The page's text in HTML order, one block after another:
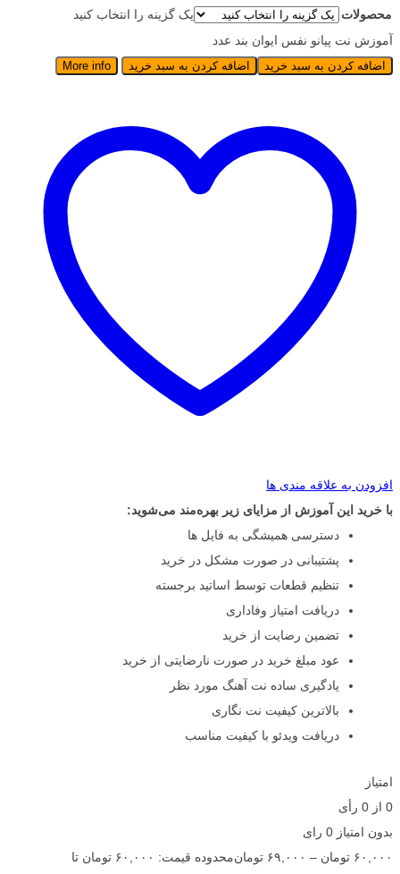
محصولات
یک گزینه را انتخاب کنید
آموزش نت پیانو نفس ایوان بند عدد
اضافه کردن به سبد خرید اضافه کردن به سبد خرید More info
افزودن به علاقه مندی ها
با خرید این آموزش از مزایای زیر بهره‌مند می‌شوید:
دسترسی همیشگی به فایل ها
پشتیبانی در صورت مشکل در خرید
تنظیم قطعات توسط اساتید برجسته
دریافت امتیاز وفاداری
تضمین رضایت از خرید
عود مبلغ خرید در صورت نارضایتی از خرید
یادگیری ساده نت آهنگ مورد نظر
بالاترین کیفیت نت نگاری
دریافت ویدئو با کیفیت مناسب
امتیاز
0 از 0 رأی
بدون امتیاز 0 رای
۶۰,۰۰۰ تومان – ۶۹,۰۰۰ تومان
محدوده قیمت: ۶۰,۰۰۰ تومان تا